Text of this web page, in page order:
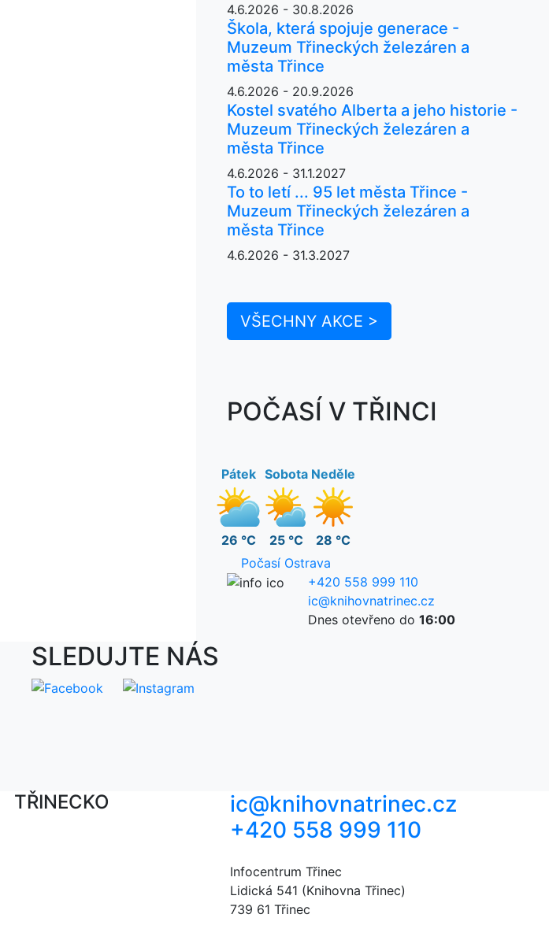
4.6.2026 - 30.8.2026
Škola, která spojuje generace -
Muzeum Třineckých železáren a
města Třince
4.6.2026 - 20.9.2026
Kostel svatého Alberta a jeho historie -
Muzeum Třineckých železáren a
města Třince
4.6.2026 - 31.1.2027
To to letí ... 95 let města Třince -
Muzeum Třineckých železáren a
města Třince
4.6.2026 - 31.3.2027
VŠECHNY AKCE >
POČASÍ V TŘINCI
Pátek
26 °C
Sobota
25 °C
Neděle
28 °C
Počasí Ostrava
+420 558 999 110
ic@knihovnatrinec.cz
Dnes otevřeno do 16:00
SLEDUJTE NÁS
TŘINECKO
ic@knihovnatrinec.cz
+420 558 999 110
Infocentrum Třinec
Lidická 541 (Knihovna Třinec)
739 61 Třinec